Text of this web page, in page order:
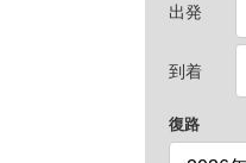
出発
到着
復路